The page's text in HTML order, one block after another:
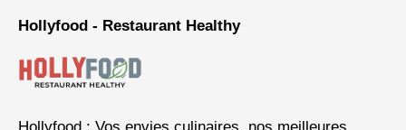
Hollyfood - Restaurant Healthy